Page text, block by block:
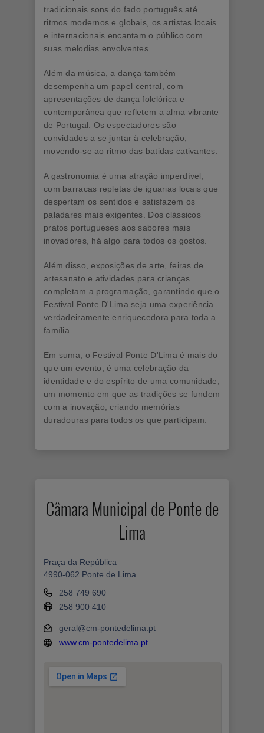
tradicionais sons do fado português até
ritmos modernos e globais, os artistas locais
e internacionais encantam o público com
suas melodias envolventes.
Além da música, a dança também
desempenha um papel central, com
apresentações de dança folclórica e
contemporânea que refletem a alma vibrante
de Portugal. Os espectadores são
convidados a se juntar à celebração,
movendo-se ao ritmo das batidas cativantes.
A gastronomia é uma atração imperdível,
com barracas repletas de iguarias locais que
despertam os sentidos e satisfazem os
paladares mais exigentes. Dos clássicos
pratos portugueses aos sabores mais
inovadores, há algo para todos os gostos.
Além disso, exposições de arte, feiras de
artesanato e atividades para crianças
completam a programação, garantindo que o
Festival Ponte D'Lima seja uma experiência
verdadeiramente enriquecedora para toda a
família.
Em suma, o Festival Ponte D'Lima é mais do
que um evento; é uma celebração da
identidade e do espírito de uma comunidade,
um momento em que as tradições se fundem
com a inovação, criando memórias
duradouras para todos os que participam.
Câmara Municipal de Ponte de
Lima
Praça da República
4990-062 Ponte de Lima
258 749 690
258 900 410
geral@cm-pontedelima.pt
www.cm-pontedelima.pt